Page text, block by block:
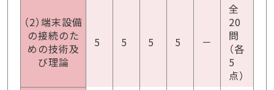
（2）端末設備
の接続のた
めの技術及
び理論
5 5 5 5 －
全
20
問
（各
5
点）